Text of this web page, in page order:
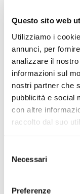
Questo sito web
Utilizziamo i
annunci, per
analizzare il
informazioni sul
nostri partner che
pubblicità e social
con altre
raccolto dal suo
delNecessari
Preferenze
_ga_#